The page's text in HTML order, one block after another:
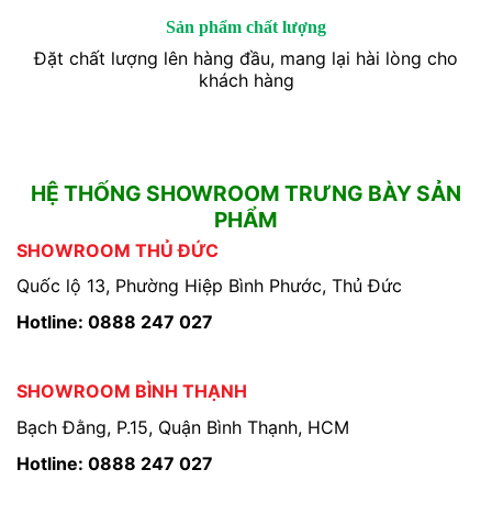
Sản phẩm chất lượng
Đặt chất lượng lên hàng đầu, mang lại hài lòng cho
khách hàng
HỆ THỐNG SHOWROOM TRƯNG BÀY SẢN
PHẨM
SHOWROOM THỦ ĐỨC
Quốc lộ 13, Phường Hiệp Bình Phước, Thủ Đức
Hotline: 0888 247 027
SHOWROOM BÌNH THẠNH
Bạch Đằng, P.15, Quận Bình Thạnh, HCM
Hotline: 0888 247 027